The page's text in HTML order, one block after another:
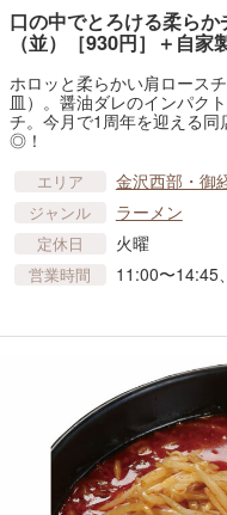
口の中でとろける柔ら
（並）［930円］＋自家
ホロッと柔らかい肩ロース
皿）。醤油ダレのインパク
チ。今月で1周年を迎える
◎！
エリア 金沢西部・御
ジャンル ラーメン
定休日 火曜
営業時間 11:00〜14:45